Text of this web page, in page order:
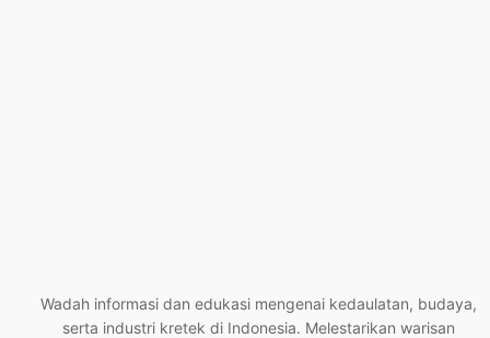
Wadah informasi dan edukasi mengenai kedaulatan, budaya,
serta industri kretek di Indonesia. Melestarikan warisan